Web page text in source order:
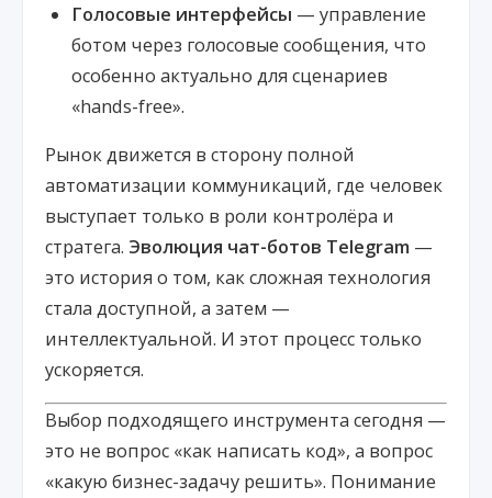
Голосовые интерфейсы — управление
ботом через голосовые сообщения, что
особенно актуально для сценариев
«hands-free».
Рынок движется в сторону полной
автоматизации коммуникаций, где человек
выступает только в роли контролёра и
стратега. Эволюция чат-ботов Telegram —
это история о том, как сложная технология
стала доступной, а затем —
интеллектуальной. И этот процесс только
ускоряется.
Выбор подходящего инструмента сегодня —
это не вопрос «как написать код», а вопрос
«какую бизнес-задачу решить». Понимание